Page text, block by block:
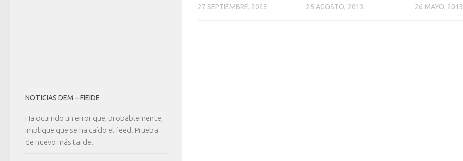
27 SEPTIEMBRE, 2023 25 AGOSTO, 2013 26 MAYO, 2013
NOTICIAS DEM – FIEIDE
Ha ocurrido un error que, probablemente,
implique que se ha caído el feed. Prueba
de nuevo más tarde.